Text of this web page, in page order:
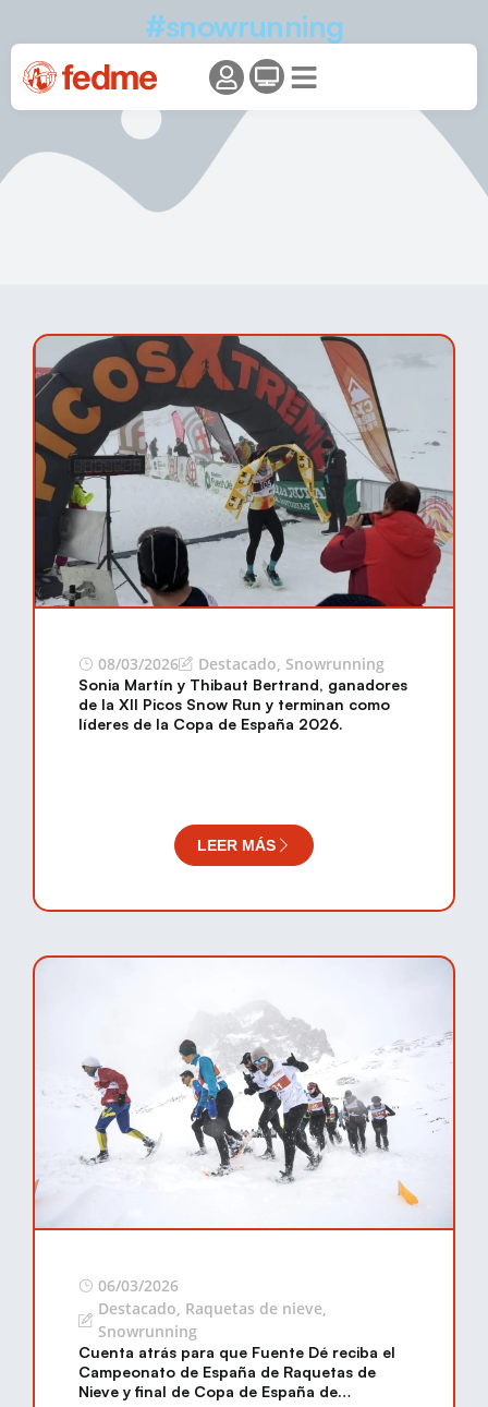
#snowrunning
#snowrunningfedme
08/03/2026 Destacado, Snowrunning
Sonia Martín y Thibaut Bertrand, ganadores
de la XII Picos Snow Run y terminan como
líderes de la Copa de España 2026.
LEER MÁS
06/03/2026
Destacado, Raquetas de nieve,
Snowrunning
Cuenta atrás para que Fuente Dé reciba el
Campeonato de España de Raquetas de
Nieve y final de Copa de España de